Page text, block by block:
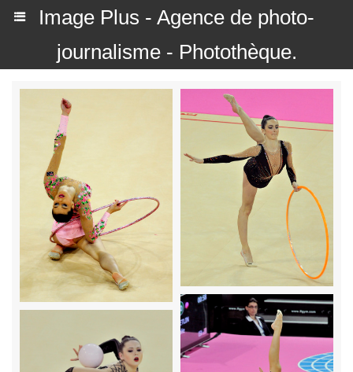
Image Plus - Agence de photo-
journalisme - Photothèque.